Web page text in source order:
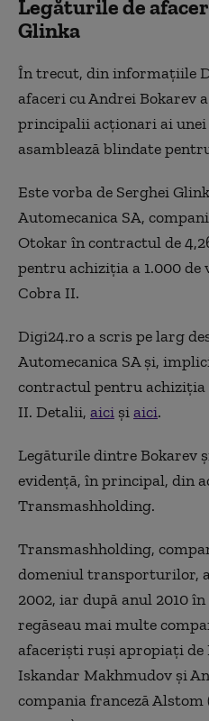
Legăturile de
Glinka
În trecut, din informațiile
afaceri cu Andrei Bokarev
principalii acționari ai
asamblează blindate
Este vorba de Serghei
Automecanica SA,
Otokar în contractul de
pentru achiziția a 1.000 de
Cobra II.
Digi24.ro a scris pe larg
Automecanica SA și,
contractul pentru achiziția
II. Detalii, aici șiaici.
Legăturile dintre Bokarev
evidență, în principal, din
Transmashholding.
Transmashholding,
domeniul transporturilor,
2002, iar după anul 2010
regăseau mai multe
afaceriști ruși apropiați de
Iskandar Makhmudov și
compania franceză Alstom